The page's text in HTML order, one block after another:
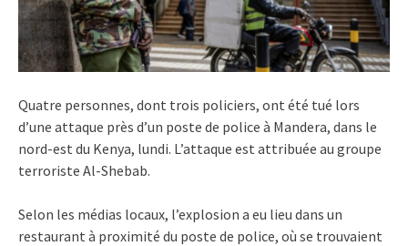
Quatre personnes, dont trois policiers, ont été tué lors
d’une attaque près d’un poste de police à Mandera, dans le
nord-est du Kenya, lundi. L’attaque est attribuée au groupe
terroriste Al-Shebab.
Selon les médias locaux, l’explosion a eu lieu dans un
restaurant à proximité du poste de police, où se trouvaient